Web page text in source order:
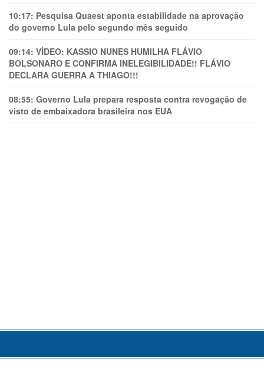
10:17: Pesquisa Quaest aponta estabilidade na aprovação
do governo Lula pelo segundo mês seguido
09:14: VÍDEO: KASSIO NUNES HUMlLHA FLÁVIO
BOLSONARO E CONFIRMA INELEGIBILIDADE!! FLÁVIO
DECLARA GUERRA A THIAGO!!!
08:55: Governo Lula prepara resposta contra revogação de
visto de embaixadora brasileira nos EUA